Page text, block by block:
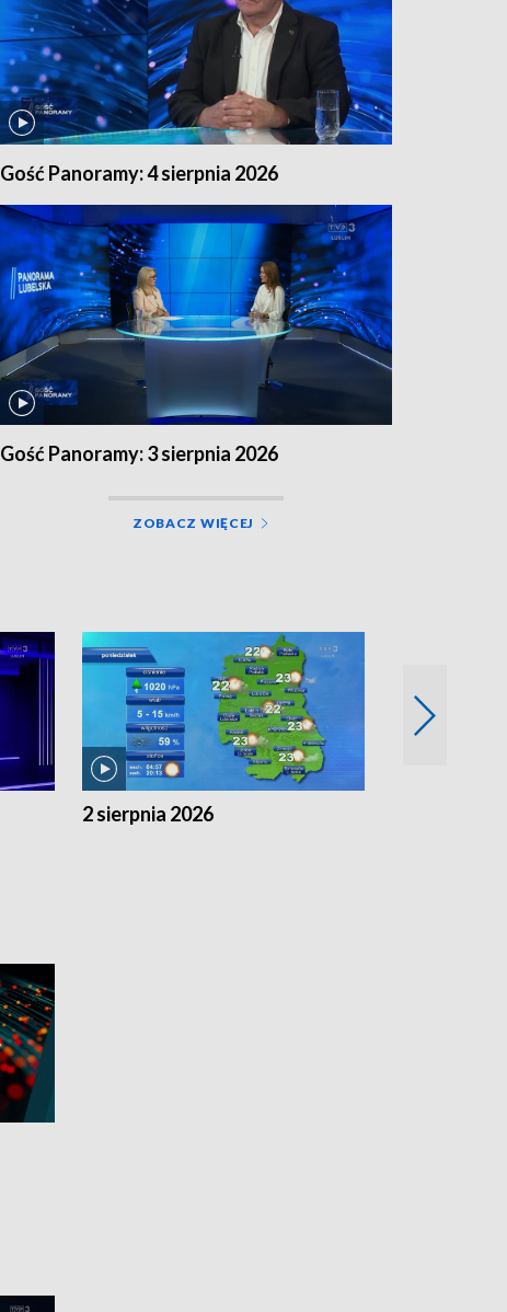
Gość Panoramy: 4 sierpnia 2026
Gość Panoramy: 3 sierpnia 2026
ZOBACZ WIĘCEJ
2 sierpnia 2026